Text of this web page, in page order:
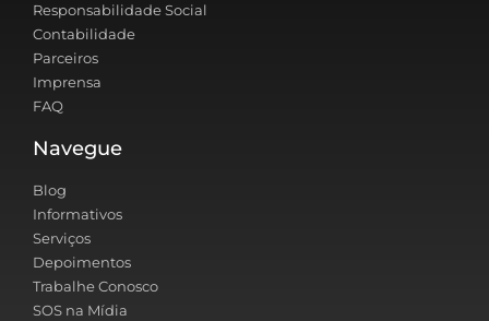
Responsabilidade Social
Contabilidade
Parceiros
Imprensa
FAQ
Navegue
Blog
Informativos
Serviços
Depoimentos
Trabalhe Conosco
SOS na Mídia